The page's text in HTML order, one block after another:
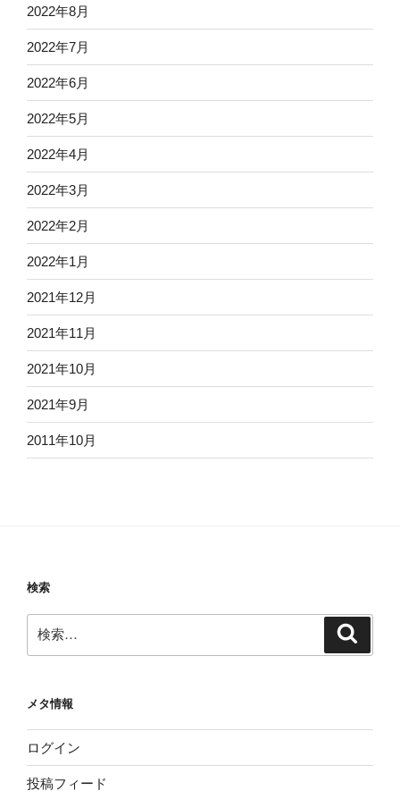
2022年8月
2022年7月
2022年6月
2022年5月
2022年4月
2022年3月
2022年2月
2022年1月
2021年12月
2021年11月
2021年10月
2021年9月
2011年10月
検索
索:
メタ情報
ログイン
投稿フィード